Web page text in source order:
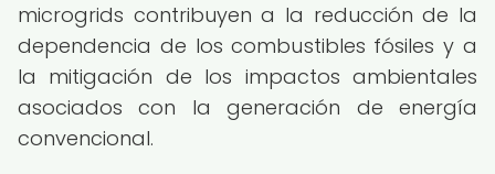
microgrids contribuyen a la reducción de la
dependencia de los combustibles fósiles y a
la mitigación de los impactos ambientales
asociados con la generación de energía
convencional.